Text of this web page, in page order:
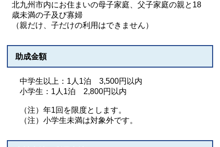
北九州市内にお住まいの母子家庭、父子家庭の親と18
歳未満の子及び寡婦
（親だけ、子だけの利用はできません）
助成金額
中学生以上：1人1泊 3,500円以内
小学生：1人1泊 2,800円以内
（注）年1回を限度とします。
（注）小学生未満は対象外です。